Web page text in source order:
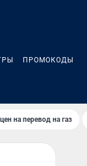
ПРОМОКОДЫ
на перевод на газ